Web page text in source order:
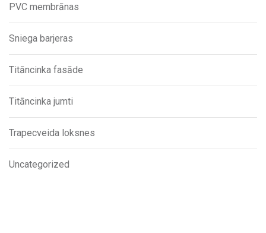
PVC membrānas
Sniega barjeras
Titāncinka fasāde
Titāncinka jumti
Trapecveida loksnes
Uncategorized